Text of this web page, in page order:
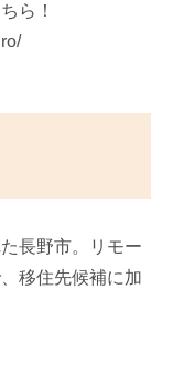
ら！
長野市。リモー
移住先候補に加